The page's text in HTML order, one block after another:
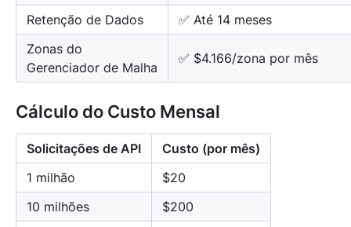
Retenção de Dados
✅ Até 14 meses
Zonas do
Gerenciador de Malha
✅ $4.166/zona por mês
Cálculo do Custo Mensal
Solicitações de API
Custo (por mês)
1 milhão
$20
10 milhões
$200